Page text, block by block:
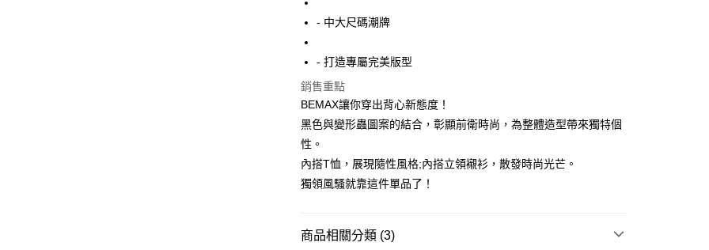
Apple Pay
悠遊付
AFTEE先享後付
【關於「AFTEE先享後付」】
AFTEE先享後付是「在收到商品之後才付款」的支付方式。 讓您購物簡單
便利好安心！
１．簡單：不需註冊會員、不需綁卡、不需儲值。
２．便利：只要手機號碼，簡訊認證，即可結帳。
【「AFTEE先享後付」結帳流程】
１．於結帳方式選擇「AFTEE先享後付」後，將跳轉至「AFTEE先享後
ATM付款
運送方式
每筆NT$150
- 中大尺碼潮牌
- 打造專屬完美版型
銷售重點
BEMAX讓你穿出背心新態度！
黑色與變形蟲圖案的結合，彰顯前衛時尚，為整體造型帶來獨特個
性。
內搭T恤，展現隨性風格;內搭立領襯衫，散發時尚光芒。
獨領風騷就靠這件單品了！
商品相關分類 (3)